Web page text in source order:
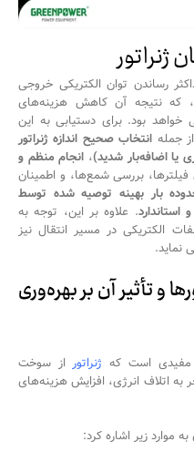
رساندن توان الکتریکی خروجی
نتیجه آن کاهش هزینه‌های
بود. برای دستیابی به این
جمله انتخاب صحیح اندازه ژنراتور
یا اضافه‌بار شدید)، انجام منظم و
بررسی شمع‌ها، و اطمینان
بار بهینه توصیه شده توسط
. علاوه بر این، توجه به
الکتریکی در مسیر انتقال نیز
نماید.
و تأثیر آن بر بهره‌وری
مفیدی است که ژنراتوراز سوخت
به اتلاف انرژی، افزایش هزینه‌های
موارد زیر اشاره کرد: